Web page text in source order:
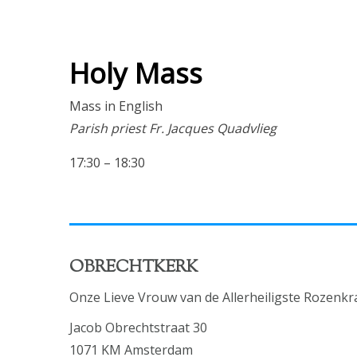
Holy Mass
Mass in English
Parish priest Fr. Jacques Quadvlieg
17:30 – 18:30
OBRECHTKERK
Onze Lieve Vrouw van de Allerheiligste
Jacob Obrechtstraat 30
1071 KM Amsterdam